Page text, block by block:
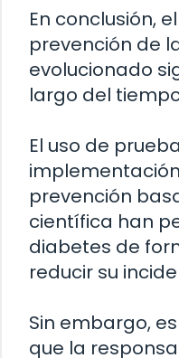
En conclusión,
prevención de
evolucionado
largo del
El uso de
prevención
científica han
diabetes de
reducir su
Sin embargo,
que la